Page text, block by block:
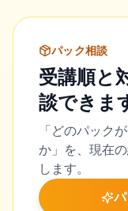
パック相談
受講順と
談できま
「どのパック
か」を、現在
します。